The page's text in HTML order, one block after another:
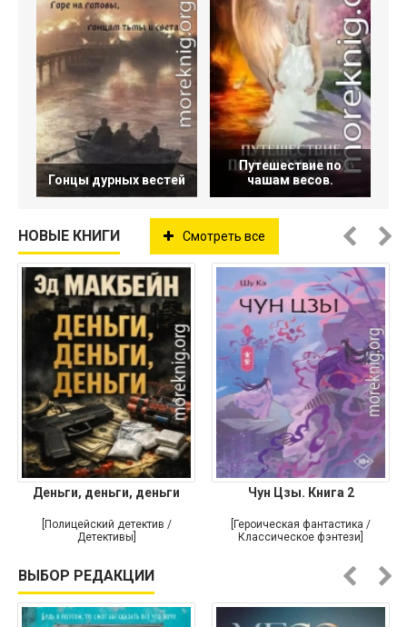
Гонцы дурных вестей
Путешествие по
чашам весов.
НОВЫЕ КНИГИ Смотреть все
Деньги, деньги, деньги
[Полицейский детектив /
Детективы]
Чун Цзы. Книга 2
[Героическая фантастика /
Классическое фэнтези]
ВЫБОР РЕДАКЦИИ